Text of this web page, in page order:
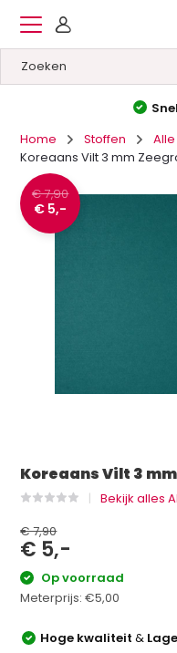
Hoge
Home
Stoffen
Koreaans Vilt 3 mm
€ 7,90
€ 5,-
Koreaans Vilt 3
Bekijk alles
€ 7,90
€ 5,-
Op voorraad
Meterprijs:€5,00
Hoge kwaliteit&